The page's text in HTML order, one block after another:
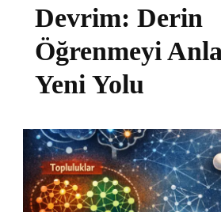
Devrim: Derin
Öğrenmeyi
Yeni Yolu